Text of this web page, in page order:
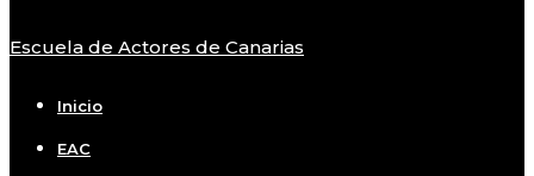
Close
Escuela de Actores de Canarias
Inicio
EAC